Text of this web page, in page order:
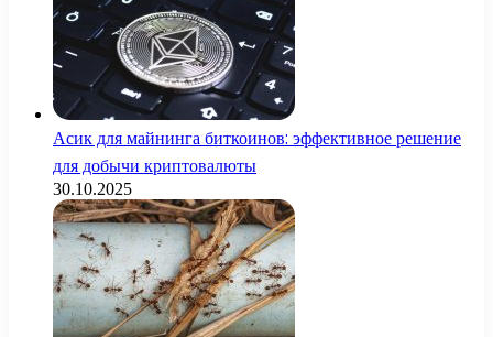
Асик для майнинга биткоинов: эффективное решение
для добычи криптовалюты
30.10.2025